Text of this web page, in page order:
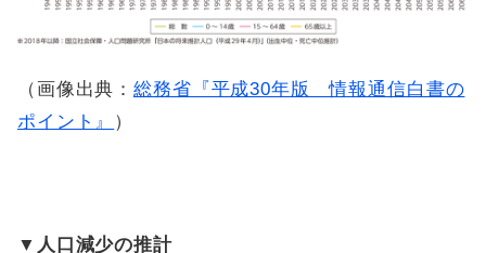
（画像出典：総務省『平成30年版 情報通信白書の
ポイント』 ）
▼人口減少の推計